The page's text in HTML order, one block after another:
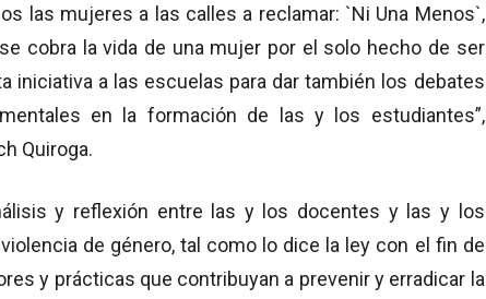
las mujeres a las calles a reclamar: `Ni Una Menos`,
cobra la vida de una mujer por el solo hecho de ser
iniciativa a las escuelas para dar también los debates
en la formación de las y los estudiantes”,
Quiroga.
y reflexión entre las y los docentes y las y los
de género, tal como lo dice la ley con el fin de
y prácticas que contribuyan a prevenir y erradicar la